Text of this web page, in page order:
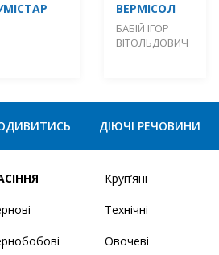
ВЕРМІСОЛ
БАБІЙ ІГОР
ВІТОЛЬДОВИЧ
ДІЮЧІ РЕЧОВИНИ
Круп’яні
Технічні
Овочеві